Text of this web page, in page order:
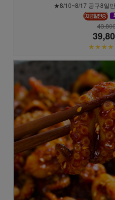
★8/10~8/17 공구8일